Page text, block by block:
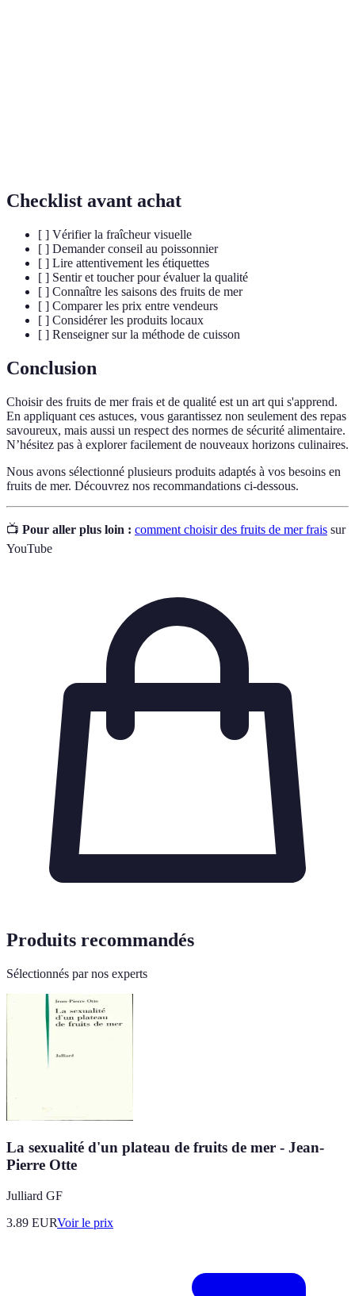
Checklist avant achat
[ ] Vérifier la fraîcheur visuelle
[ ] Demander conseil au poissonnier
[ ] Lire attentivement les étiquettes
[ ] Sentir et toucher pour évaluer la qualité
[ ] Connaître les saisons des fruits de mer
[ ] Comparer les prix entre vendeurs
[ ] Considérer les produits locaux
[ ] Renseigner sur la méthode de cuisson
Conclusion
Choisir des fruits de mer frais et de qualité est un art qui s'apprend.
En appliquant ces astuces, vous garantissez non seulement des repas
savoureux, mais aussi un respect des normes de sécurité alimentaire.
N’hésitez pas à explorer facilement de nouveaux horizons culinaires.
Nous avons sélectionné plusieurs produits adaptés à vos besoins en
fruits de mer. Découvrez nos recommandations ci-dessous.
📺 Pour aller plus loin : comment choisir des fruits de mer frais sur
YouTube
Produits recommandés
Sélectionnés par nos experts
La sexualité d'un plateau de fruits de mer - Jean-
Pierre Otte
Julliard GF
3.89 EURVoir le prix